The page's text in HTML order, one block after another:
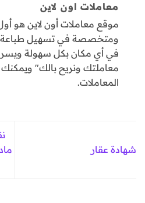
معاملات اون لاين
موقع معاملات أون لاين هو
ومتخصصة في تسهيل طباعة
في أي مكان بكل سهولة
معاملتك ونريح بالك" ويمكنك
المعاملات.
شهادة عقار